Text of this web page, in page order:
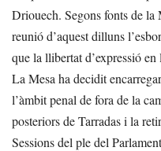
Driouech. Segons fonts de la
reunió d’aquest dilluns
que la llibertat d’expressió
La Mesa ha decidit
l’àmbit penal de fora de la
posteriors de Tarradas i la
Sessions del ple del